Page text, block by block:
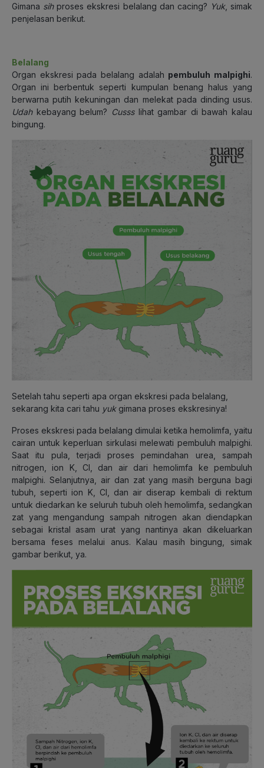
Gimana sihproses ekskresi belalang dan cacing? Yuk, simak
penjelasan berikut.
Belalang
Organ ekskresi pada belalang adalah pembuluh malpighi.
Organ ini berbentuk seperti kumpulan benang halus yang
berwarna putih kekuningan dan melekat pada dinding usus.
Udahkebayang belum? Cussslihat gambar di bawah kalau
bingung.
Setelah tahu seperti apa organ ekskresi pada belalang,
sekarang kita cari tahu yukgimana proses ekskresinya!
Proses ekskresi pada belalang dimulai ketika hemolimfa, yaitu
cairan untuk keperluan sirkulasi melewati pembuluh malpighi.
Saat itu pula, terjadi proses pemindahan urea, sampah
nitrogen, ion K, Cl, dan air dari hemolimfa ke pembuluh
malpighi. Selanjutnya, air dan zat yang masih berguna bagi
tubuh, seperti ion K, Cl, dan air diserap kembali di rektum
untuk diedarkan ke seluruh tubuh oleh hemolimfa, sedangkan
zat yang mengandung sampah nitrogen akan diendapkan
sebagai kristal asam urat yang nantinya akan dikeluarkan
bersama feses melalui anus. Kalau masih bingung, simak
gambar berikut, ya.